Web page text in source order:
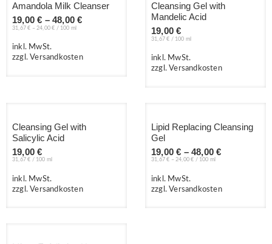
Amandola Milk Cleanser
19,00€ –48,00€
31,67€ –24,00€ / 100 ml
inkl. MwSt.
zzgl. Versandkosten
Cleansing Gel with
Mandelic Acid
19,00€
31,67€ / 100 ml
inkl. MwSt.
zzgl. Versandkosten
Cleansing Gel with
Salicylic Acid
19,00€
31,67€ / 100 ml
inkl. MwSt.
zzgl. Versandkosten
Lipid Replacing Cleansing
Gel
19,00€ –48,00€
31,67€ –24,00€ / 100 ml
inkl. MwSt.
zzgl. Versandkosten